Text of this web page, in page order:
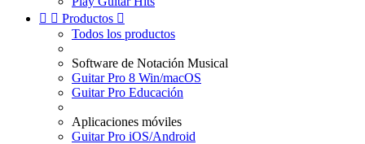
  Productos 
Todos los productos
Software de Notación Musical
Guitar Pro 8 Win/macOS
Guitar Pro Educación
Aplicaciones móviles
Guitar Pro iOS/Android